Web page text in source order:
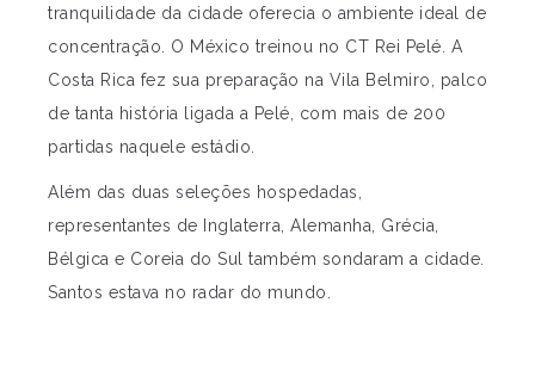
tranquilidade da cidade oferecia o ambiente ideal de
concentração. O México treinou no CT Rei Pelé. A
Costa Rica fez sua preparação na Vila Belmiro, palco
de tanta história ligada a Pelé, com mais de 200
partidas naquele estádio.
Além das duas seleções hospedadas,
representantes de Inglaterra, Alemanha, Grécia,
Bélgica e Coreia do Sul também sondaram a cidade.
Santos estava no radar do mundo.